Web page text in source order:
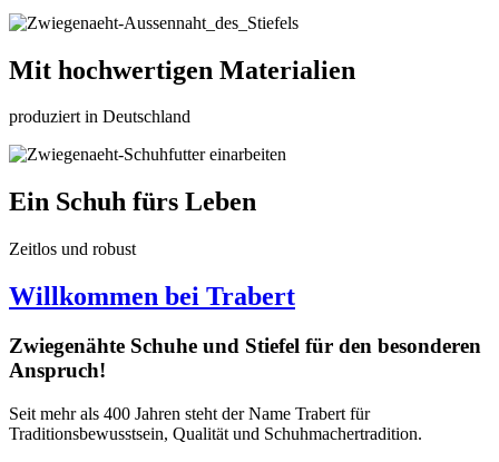
Mit hochwertigen Materialien
produziert in Deutschland
Ein Schuh fürs Leben
Zeitlos und robust
Willkommen bei Trabert
Zwiegenähte Schuhe und Stiefel für den besonderen
Anspruch!
Seit mehr als 400 Jahren steht der Name Trabert für
Traditionsbewusstsein, Qualität und Schuhmachertradition.